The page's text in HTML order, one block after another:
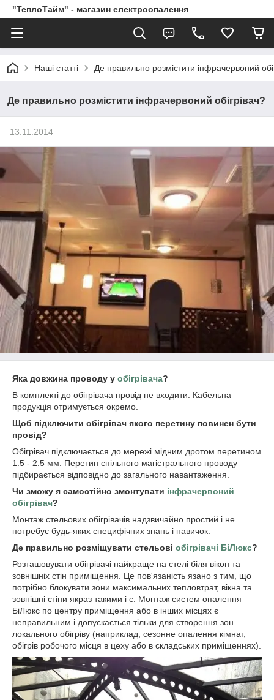
"ТеплоТайм" - магазин електроопалення
Наші статті Де правильно розмістити інфрачервоний
Де правильно розмістити інфрачервоний обігрівач?
13.11.2014
Яка довжина проводу у обігрівача?
В комплекті до обігрівача провід не входити. Кабельна
продукція отримується окремо.
Щоб підключити обігрівач якого перетину повинен бути
провід?
Обігрівач підключається до мережі мідним дротом перетином
1.5 - 2.5 мм. Перетин спільного магістрального проводу
підбирається відповідно до загального навантаження.
Чи зможу я самостійно змонтувати інфрачервоний
обігрівач?
Монтаж стельових обігрівачів надзвичайно простий і не
потребує будь-яких специфічних знань і навичок.
Де правильно розміщувати стельові обігрівачі БіЛюкс?
Розташовувати обігрівачі найкраще на стелі біля вікон та
зовнішніх стін приміщення. Це пов'язаність язано з тим, що
потрібно блокувати зони максимальних тепловтрат, вікна та
зовнішні стіни якраз такими і є. Монтаж систем опалення
БіЛюкс по центру приміщення або в інших місцях є
неправильним і допускається тільки для створення зон
локального обігріву (наприклад, сезонне опалення кімнат,
обігрів робочого місця в цеху або в складських приміщеннях).